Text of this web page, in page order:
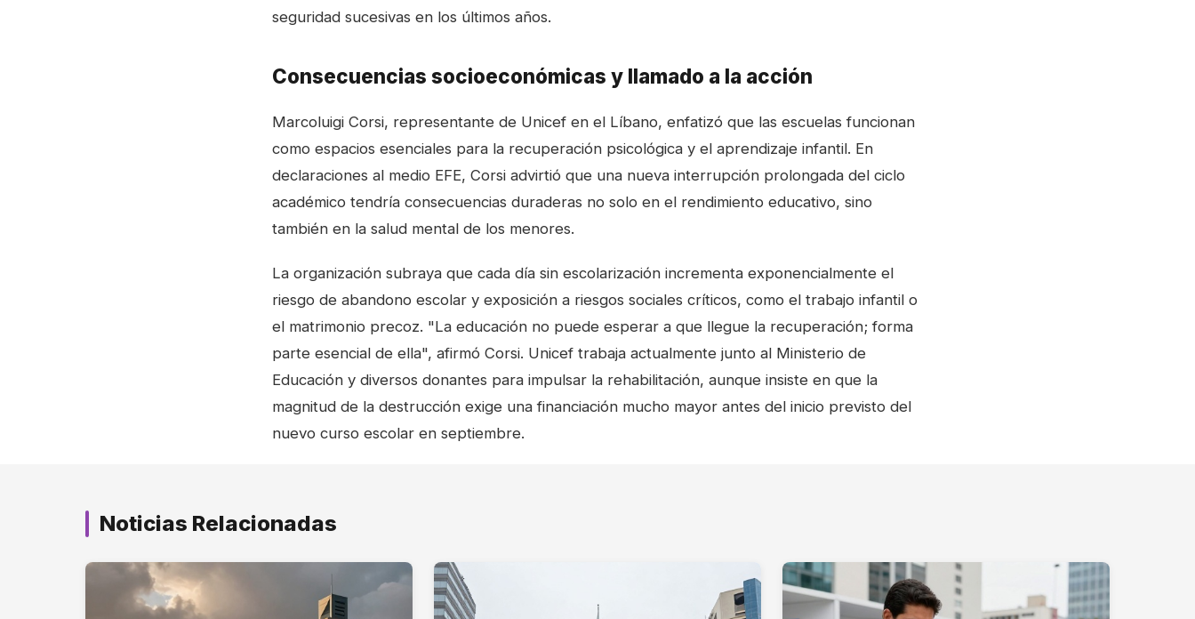
seguridad sucesivas en los últimos años.
Consecuencias socioeconómicas y llamado a la acción
Marcoluigi Corsi, representante de Unicef en el Líbano, enfatizó que las escuelas funcionan
como espacios esenciales para la recuperación psicológica y el aprendizaje infantil. En
declaraciones al medio EFE, Corsi advirtió que una nueva interrupción prolongada del ciclo
académico tendría consecuencias duraderas no solo en el rendimiento educativo, sino
también en la salud mental de los menores.
La organización subraya que cada día sin escolarización incrementa exponencialmente el
riesgo de abandono escolar y exposición a riesgos sociales críticos, como el trabajo infantil o
el matrimonio precoz. "La educación no puede esperar a que llegue la recuperación; forma
parte esencial de ella", afirmó Corsi. Unicef trabaja actualmente junto al Ministerio de
Educación y diversos donantes para impulsar la rehabilitación, aunque insiste en que la
magnitud de la destrucción exige una financiación mucho mayor antes del inicio previsto del
nuevo curso escolar en septiembre.
Noticias Relacionadas